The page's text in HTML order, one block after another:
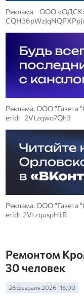
Реклама ООО
Реклама. ООО "Газета
erid: 2Vtzqwo7Qh3
Реклама. ООО "Газета
erid: 2VtzquspHtR
Ремонтом
30 человек
28 февраля 2026 | 16:00